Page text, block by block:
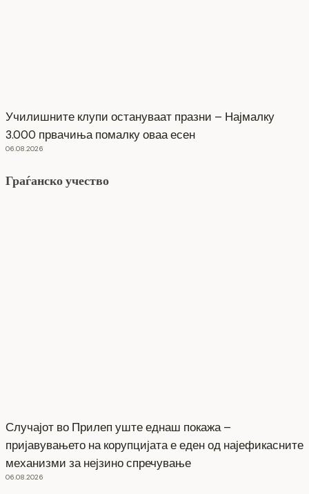
Училишните клупи остануваат празни – Најмалку
3.000 првачиња помалку оваа есен
06.08.2026
Граѓанско учество
Случајот во Прилеп уште еднаш покажа –
пријавувањето на корупцијата е еден од најефикасните
механизми за нејзино спречување
06.08.2026